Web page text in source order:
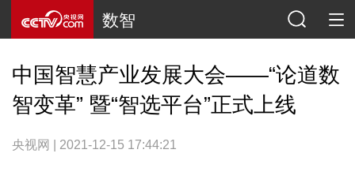
数智
中国智慧产业发展大会——“论道数
智变革” 暨“智选平台”正式上线
央视网 | 2021-12-15 17:44:21